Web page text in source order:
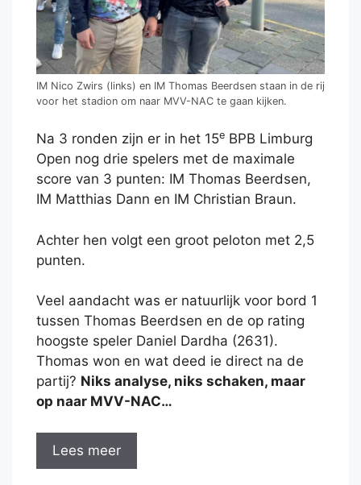
IM Nico Zwirs (links) en IM Thomas Beerdsen staan in de rij
voor het stadion om naar MVV-NAC te gaan kijken.
Na 3 ronden zijn er in het 15e BPB Limburg
Open nog drie spelers met de maximale
score van 3 punten: IM Thomas Beerdsen,
IM Matthias Dann en IM Christian Braun.
Achter hen volgt een groot peloton met 2,5
punten.
Veel aandacht was er natuurlijk voor bord 1
tussen Thomas Beerdsen en de op rating
hoogste speler Daniel Dardha (2631).
Thomas won en wat deed ie direct na de
partij? Niks analyse, niks schaken, maar
op naar MVV-NAC…
Lees meer